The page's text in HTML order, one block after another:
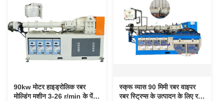
90kw मोटर हाइड्रोलिक रबर
मोल्डिंग मशीन 3-26 r/min के पेंच
स्क्रू व्यास 90 मिमी रबर वाइपर
रबर स्ट्रिप्स के उत्पादन के लिए रबर